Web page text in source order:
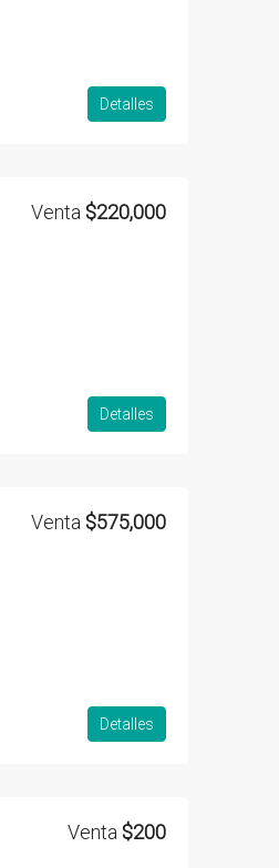
Detalles
Venta $220,000
Detalles
Venta $575,000
Detalles
Venta $200